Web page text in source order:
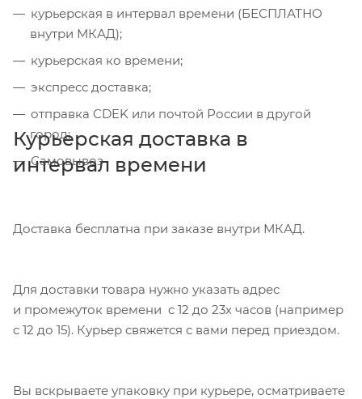
курьерская в интервал времени (БЕСПЛАТНО
внутри МКАД);
курьерская ко времени;
экспресс доставка;
отправка CDEK или почтой России в другой
город;
Самовывоз
Курьерская доставка в
интервал времени
Доставка бесплатна при заказе внутри МКАД.
Для доставки товара нужно указать адрес
и промежуток времени с 12 до 23х часов (например
с 12 до 15). Курьер свяжется с вами перед приездом.
Вы вскрываете упаковку при курьере, осматриваете